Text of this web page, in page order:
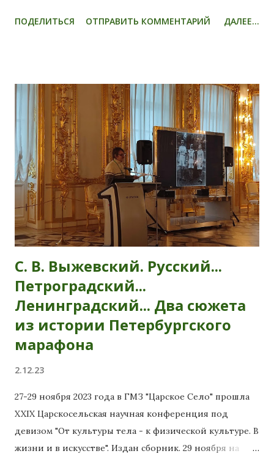
ПОДЕЛИТЬСЯ ОТПРАВИТЬ КОММЕНТАРИЙ ДАЛЕЕ...
С. В. Выжевский. Русский...
Петроградский...
Ленинградский... Два сюжета
из истории Петербургского
марафона
2.12.23
27-29 ноября 2023 года в ГМЗ "Царское Село" прошла
XXIX Царскосельская научная конференция под
девизом "От культуры тела - к физической культуре. В
жизни и в искусстве". Издан сборник. 29 ноября на